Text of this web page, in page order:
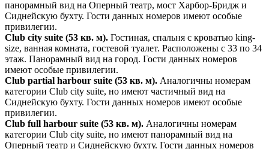
панорамный вид на Оперный театр, мост Харбор-Бридж и
Сиднейскую бухту. Гости данных номеров имеют особые
привилегии.
Club city suite (53 кв. м). Гостиная, спальня с кроватью king-
size, ванная комната, гостевой туалет. Расположены с 33 по 34
этаж. Панорамный вид на город. Гости данных номеров
имеют особые привилегии.
Club partial harbour suite (53 кв. м). Аналогичны номерам
категории Club city suite, но имеют частичный вид на
Сиднейскую бухту. Гости данных номеров имеют особые
привилегии.
Club full harbour suite (53 кв. м). Аналогичны номерам
категории Club city suite, но имеют панорамный вид на
Оперный театр и Сиднейскую бухту. Гости данных номеров